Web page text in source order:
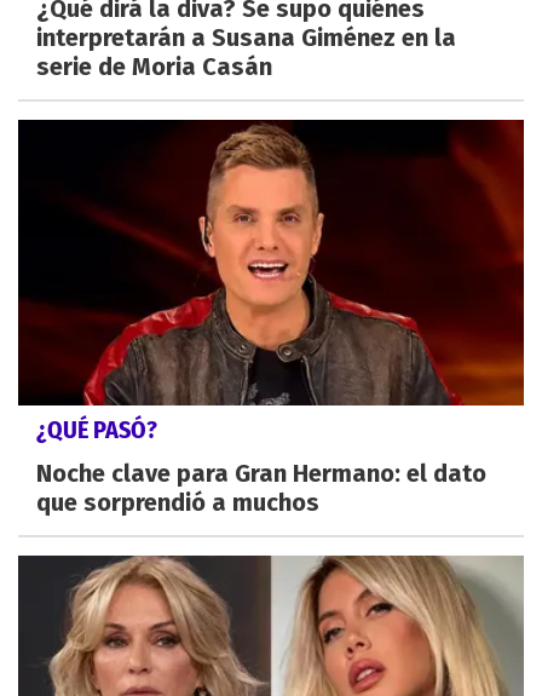
¿Qué dirá la diva? Se supo quiénes
interpretarán a Susana Giménez en la
serie de Moria Casán
¿QUÉ PASÓ?
Noche clave para Gran Hermano: el dato
que sorprendió a muchos